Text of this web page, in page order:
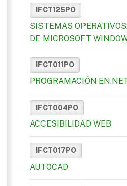
IFCT125PO
SISTEMAS
DE MICROSOFT
IFCT011PO
PROGRAMACIÓN
IFCT004PO
ACCESIBILIDAD WEB
IFCT017PO
AUTOCAD